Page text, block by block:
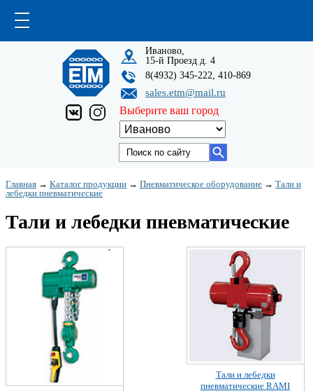
Иваново,
15-й Проезд д. 4
8(4932) 345-222, 410-869
sales.etm@mail.ru
Выберите ваш город
Главная → Каталог продукции → Пневматическое оборудование → Тали и
лебедки пневматические
Тали и лебедки пневматические
Тали и лебедки
пневматические RAMI